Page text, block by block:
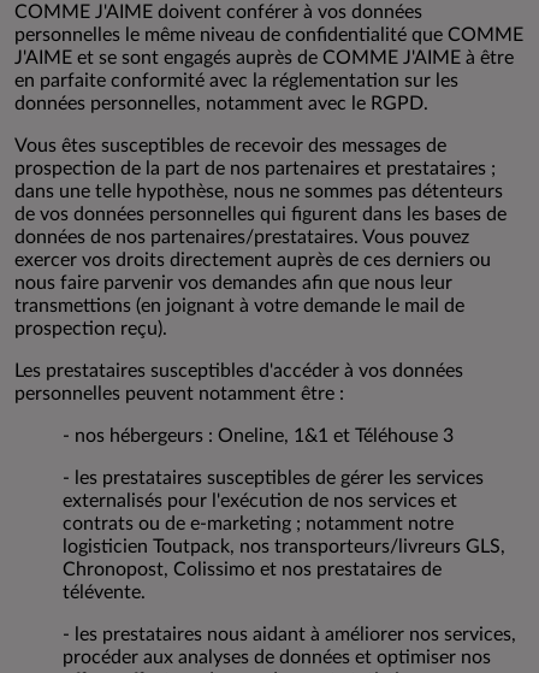
COMME J'AIME doivent conférer à vos données
personnelles le même niveau de confidentialité que COMME
J'AIME et se sont engagés auprès de COMME J'AIME à être
en parfaite conformité avec la réglementation sur les
données personnelles, notamment avec le RGPD.
Vous êtes susceptibles de recevoir des messages de
prospection de la part de nos partenaires et prestataires ;
dans une telle hypothèse, nous ne sommes pas détenteurs
de vos données personnelles qui figurent dans les bases de
données de nos partenaires/prestataires. Vous pouvez
exercer vos droits directement auprès de ces derniers ou
nous faire parvenir vos demandes afin que nous leur
transmettions (en joignant à votre demande le mail de
prospection reçu).
Les prestataires susceptibles d'accéder à vos données
personnelles peuvent notamment être :
- nos hébergeurs : Oneline, 1&1 et Téléhouse 3
- les prestataires susceptibles de gérer les services
externalisés pour l'exécution de nos services et
contrats ou de e-marketing ; notamment notre
logisticien Toutpack, nos transporteurs/livreurs GLS,
Chronopost, Colissimo et nos prestataires de
télévente.
- les prestataires nous aidant à améliorer nos services,
procéder aux analyses de données et optimiser nos